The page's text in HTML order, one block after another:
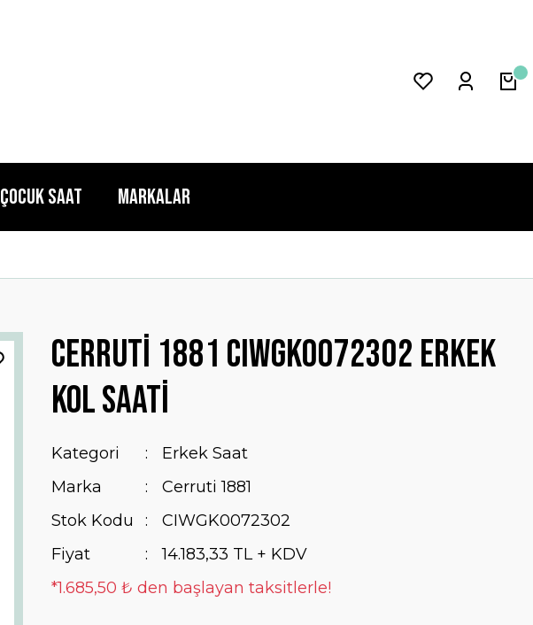
Çocuk Saat Markalar
Cerruti 1881 CIWGK0072302 Erkek
Kol Saati
Kategori
Erkek Saat
Marka
Cerruti 1881
Stok Kodu
CIWGK0072302
Fiyat
14.183,33 TL + KDV
*1.685,50 ₺ den başlayan taksitlerle!